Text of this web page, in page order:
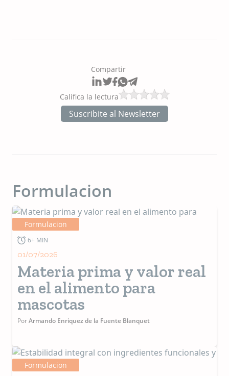
Compartir
Califica la lectura
Suscribite al Newsletter
Formulacion
Formulacion
6+ MIN
01/07/2026
Materia prima y valor real
en el alimento para
mascotas
PorArmando Enriquez de la Fuente Blanquet
Formulacion